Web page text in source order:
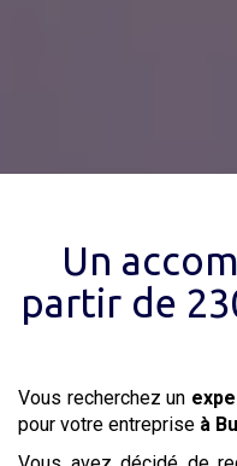
Un
partir de
Vous recherchez un
pour votre entreprise à